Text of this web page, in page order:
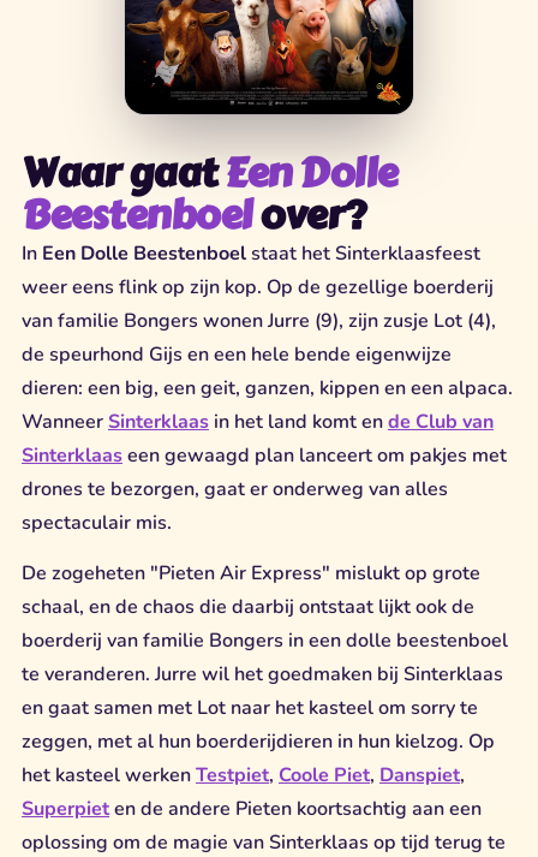
Waar gaatEen Dolle
Beestenboelover?
In Een Dolle Beestenboelstaat het Sinterklaasfeest
weer eens flink op zijn kop. Op de gezellige boerderij
van familie Bongers wonen Jurre (9), zijn zusje Lot (4),
de speurhond Gijs en een hele bende eigenwijze
dieren: een big, een geit, ganzen, kippen en een alpaca.
WanneerSinterklaas in het land komt ende Club van
Sinterklaaseen gewaagd plan lanceert om pakjes met
drones te bezorgen, gaat er onderweg van alles
spectaculair mis.
De zogeheten "Pieten Air Express" mislukt op grote
schaal, en de chaos die daarbij ontstaat lijkt ook de
boerderij van familie Bongers in een dolle beestenboel
te veranderen. Jurre wil het goedmaken bij Sinterklaas
en gaat samen met Lot naar het kasteel om sorry te
zeggen, met al hun boerderijdieren in hun kielzog. Op
het kasteel werkenTestpiet, Coole Piet, Danspiet,
Superpieten de andere Pieten koortsachtig aan een
oplossing om de magie van Sinterklaas op tijd terug te